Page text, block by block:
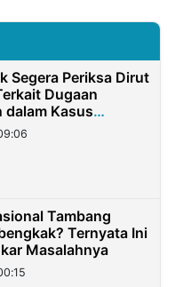
Segera Periksa Dirut
Dugaan
dalam Kasus
Nasabah Rp2,58
Tambang
Ternyata Ini
Masalahnya